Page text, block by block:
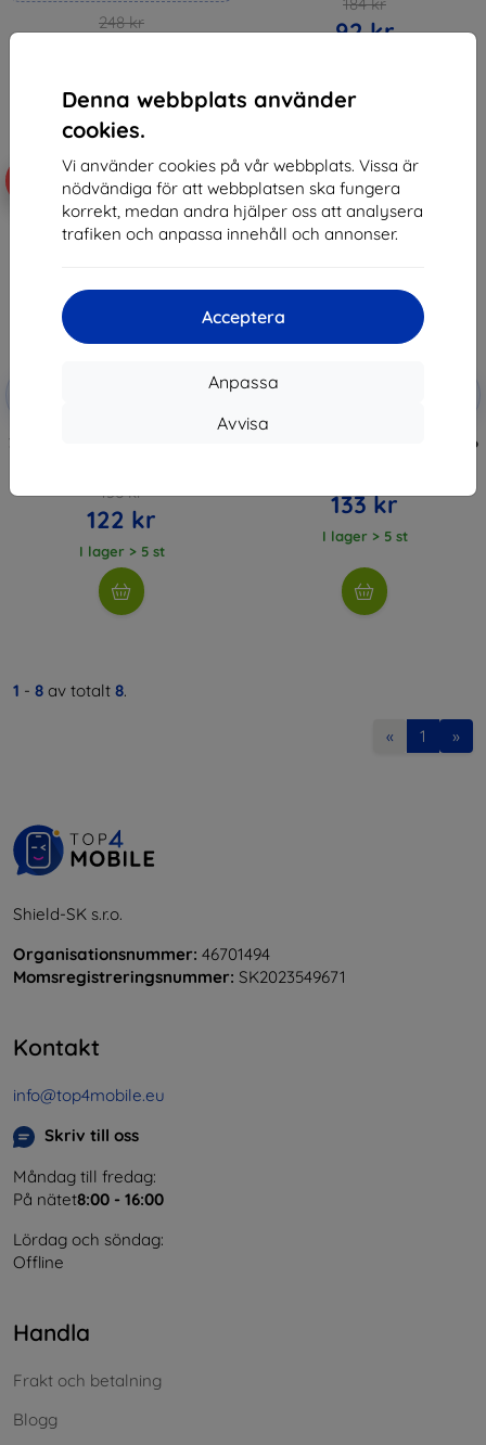
Denna webbplats använder
cookies.
Vi använder cookies på vår webbplats. Vissa är
nödvändiga för att webbplatsen ska fungera
korrekt, medan andra hjälper oss att analysera
trafiken och anpassa innehåll och annonser.
Acceptera
Anpassa
Avvisa
248 kr 92 kr
EXTRA10
3MK Lens Protect Motorola Moto
136 kr
122 kr
I lager > 5 st
-10%
-10%
3MK FlexibleGlass Motorola Moto
133 kr
I lager > 5 st
1 - 8 av totalt 8.
« 1 »
Shield-SK s.r.o.
Organisationsnummer: 46701494
Momsregistreringsnummer: SK2023549671
Kontakt
info@top4mobile.eu
Skriv till oss
Måndag till fredag:
På nätet8:00 - 16:00
Lördag och söndag:
Offline
Handla
Frakt och betalning
Blogg